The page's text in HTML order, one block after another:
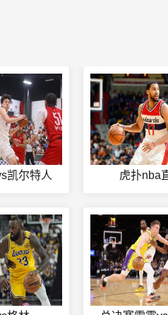
凯尔特人 虎扑nba